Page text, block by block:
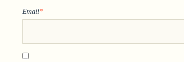
Email*